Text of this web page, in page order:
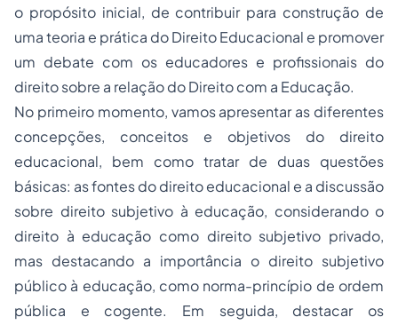
o propósito inicial, de contribuir para construção de
uma teoria e prática do Direito Educacional e promover
um debate com os educadores e profissionais do
direito sobre a relação do Direito com a Educação.
No primeiro momento, vamos apresentar as diferentes
concepções, conceitos e objetivos do direito
educacional, bem como tratar de duas questões
básicas: as fontes do direito educacional e a discussão
sobre direito subjetivo à educação, considerando o
direito à educação como direito subjetivo privado,
mas destacando a importância o direito subjetivo
público à educação, como norma-princípio de ordem
pública e cogente. Em seguida, destacar os